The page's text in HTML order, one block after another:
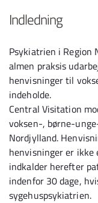
Indledning
Psykiatrien i Region
almen praksis
henvisninger til
indeholde.
Central Visitation
voksen-, børne-
Nordjylland.
henvisninger er ikke
indkalder herefter
indenfor 30 dage,
sygehuspsykiatrien.